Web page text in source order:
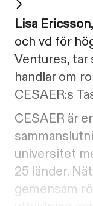
Lisa Ericsson
och vd för
Ventures, tar
handlar om
CESAER:s
CESAER är
universitet
25 länder.
gemensam